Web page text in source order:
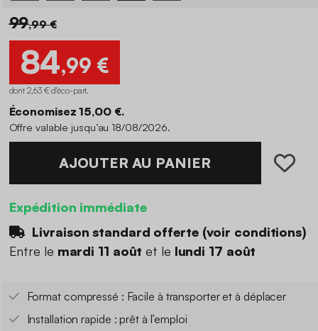
99,99 €
84,99 €
dont 2,63 € d'éco-part.
Économisez 15,00 €.
Offre valable jusqu’au 18/08/2026.
AJOUTER AU PANIER
Expédition immédiate
Livraison standard offerte (voir conditions)
Entre le mardi 11 août et le lundi 17 août
Format compressé : Facile à transporter et à déplacer
Installation rapide : prêt à l’emploi